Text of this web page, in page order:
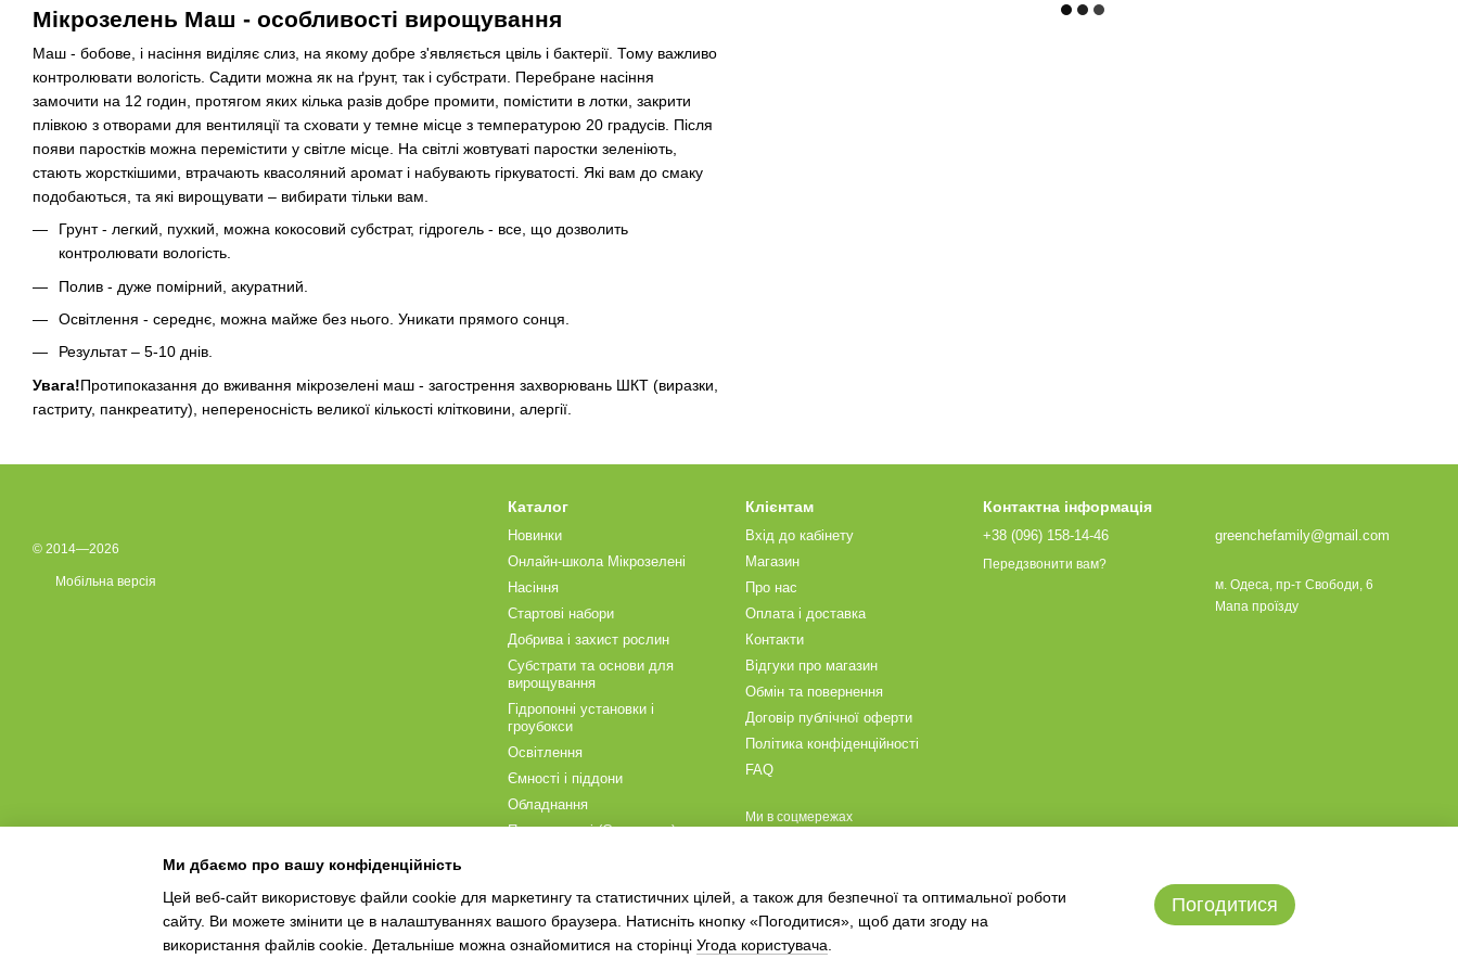
Мікрозелень Маш - особливості вирощування
Маш - бобове, і насіння виділяє слиз, на якому добре з'являється цвіль і бактерії. Тому важливо
контролювати вологість. Садити можна як на ґрунт, так і субстрати. Перебране насіння
замочити на 12 годин, протягом яких кілька разів добре промити, помістити в лотки, закрити
плівкою з отворами для вентиляції та сховати у темне місце з температурою 20 градусів. Після
появи паростків можна перемістити у світле місце. На світлі жовтуваті паростки зеленіють,
стають жорсткішими, втрачають квасоляний аромат і набувають гіркуватості. Які вам до смаку
подобаються, та які вирощувати – вибирати тільки вам.
Грунт - легкий, пухкий, можна кокосовий субстрат, гідрогель - все, що дозволить
контролювати вологість.
Полив - дуже помірний, акуратний.
Освітлення - середнє, можна майже без нього. Уникати прямого сонця.
Результат – 5-10 днів.
Увага!Протипоказання до вживання мікрозелені маш - загострення захворювань ШКТ (виразки,
гастриту, панкреатиту), непереносність великої кількості клітковини, алергії.
© 2014—2026
Мобільна версія
Каталог
Новинки
Онлайн-школа Мікрозелені
Насіння
Стартові набори
Добрива і захист рослин
Субстрати та основи для
вирощування
Гідропонні установки і
гроубокси
Освітлення
Ємності і піддони
Обладнання
Пророщувачі (Спроутери)
Для домашнього вирощування
Клієнтам
Вхід до кабінету
Магазин
Про нас
Оплата і доставка
Контакти
Відгуки про магазин
Обмін та повернення
Договір публічної оферти
Політика конфіденційності
FAQ
Ми в соцмережах
Контактна інформація
+38 (096) 158-14-46
Передзвонити вам?
greenchefamily@gmail.com
м. Одеса, пр-т Свободи, 6
Мапа проїзду
Ми дбаємо про вашу конфіденційність
Цей веб-сайт використовує файли cookie для маркетингу та статистичних цілей, а також для безпечної та оптимальної роботи
сайту. Ви можете змінити це в налаштуваннях вашого браузера. Натисніть кнопку «Погодитися», щоб дати згоду на
використання файлів cookie. Детальніше можна ознайомитися на сторінці Угода користувача
Погодитися